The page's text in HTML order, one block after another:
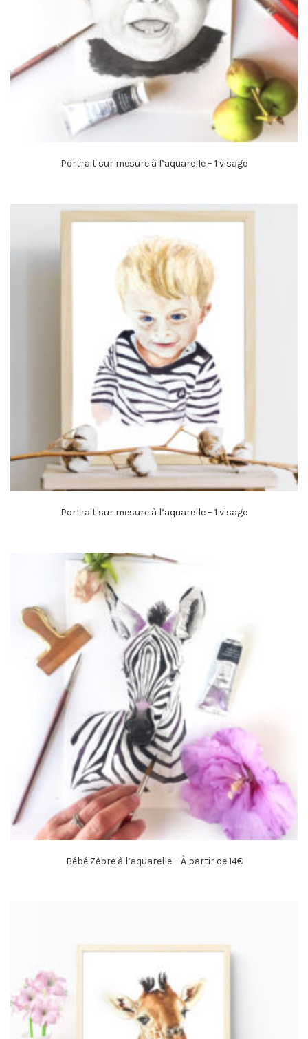
Portrait sur mesure à l’aquarelle – 1 visage
Portrait sur mesure à l’aquarelle – 1 visage
Bébé Zèbre à l’aquarelle – À partir de 14€